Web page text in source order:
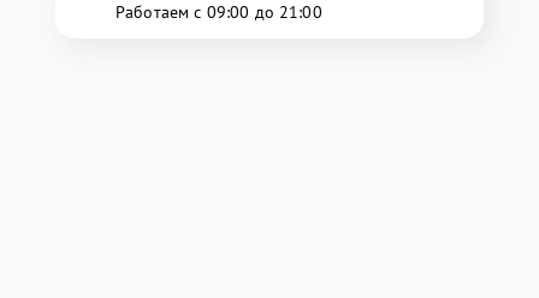
Работаем с 09:00 до 21:00